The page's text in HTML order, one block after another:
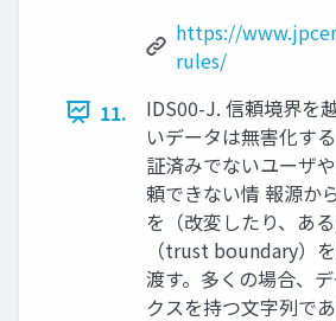
https://
rules/
11.
IDS00-J. 信頼境界を
いデータは無害化す
証済みでないユーザ
頼できない情 報源か
を（改変したり、あ
（trust boundary）
渡す。多くの場合、
クスを持つ文字列で